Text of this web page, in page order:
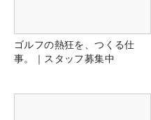
ゴルフの熱狂を、つくる仕
事。｜スタッフ募集中